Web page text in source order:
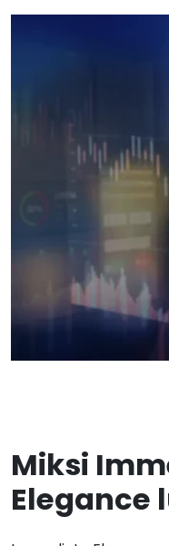
Miksi
Elegance